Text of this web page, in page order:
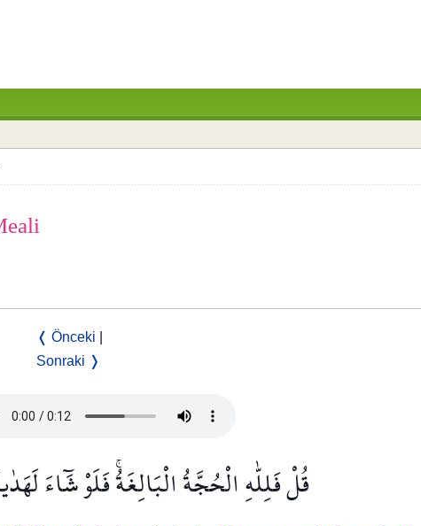
❬ Önceki
Sonraki ❭
قُلْ فَلِلّٰهِ الْحُجَّةُ الْبَالِغَةُۚ فَلَوْ شَٓاءَ